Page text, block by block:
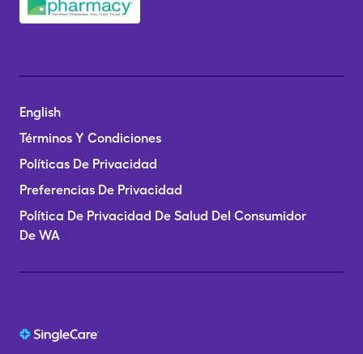
English
Términos Y Condiciones
Políticas De Privacidad
Preferencias De Privacidad
Política De Privacidad De Salud Del Consumidor
De WA